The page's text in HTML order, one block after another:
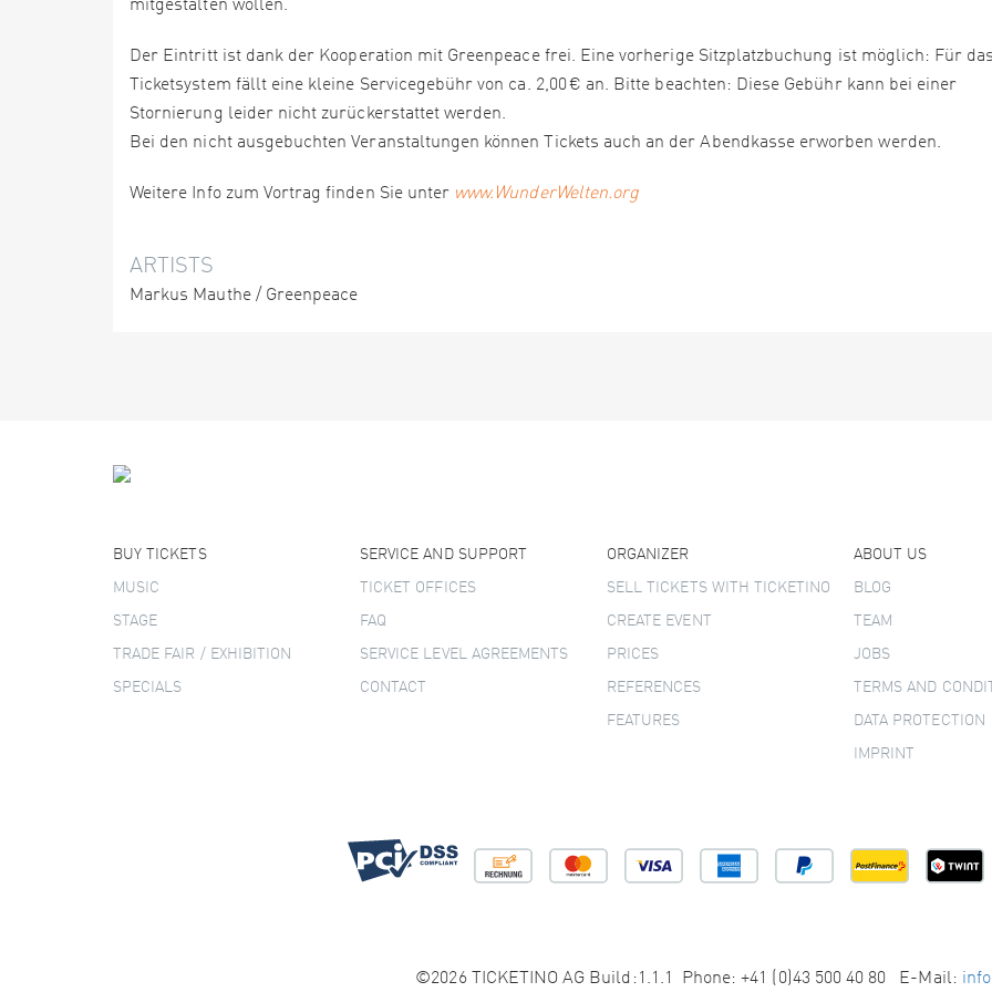
mitgestalten wollen.
Der Eintritt ist dank der Kooperation mit Greenpeace frei. Eine vorherige Sitzplatzbuchung ist möglich: Für
Ticketsystem fällt eine kleine Servicegebühr von ca. 2,00 € an. Bitte beachten: Diese Gebühr kann bei einer
Stornierung leider nicht zurückerstattet werden.
Bei den nicht ausgebuchten Veranstaltungen können Tickets auch an der Abendkasse erworben werden.
Weitere Info zum Vortrag finden Sie unter www.WunderWelten.org
ARTISTS
Markus Mauthe / Greenpeace
BUY TICKETS
MUSIC
STAGE
TRADE FAIR / EXHIBITION
SPECIALS
SERVICE AND SUPPORT
TICKET OFFICES
FAQ
SERVICE LEVEL AGREEMENTS
CONTACT
ORGANIZER
SELL TICKETS WITH TICKETINO
CREATE EVENT
PRICES
REFERENCES
FEATURES
ABOUT US
BLOG
TEAM
JOBS
TERMS AND
DATA PROTECTION
IMPRINT
©2026 TICKETINO AG Build:1.1.1 Phone: +41 (0)43 500 40 80 E-Mail: